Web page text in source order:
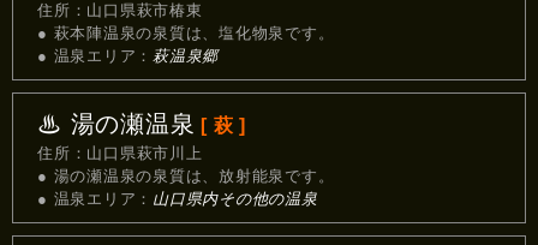
住所：山口県萩市椿東
● 萩本陣温泉の泉質は、塩化物泉です。
● 温泉エリア： 萩温泉郷
♨ 湯の瀬温泉 [ 萩 ]
住所：山口県萩市川上
● 湯の瀬温泉の泉質は、放射能泉です。
● 温泉エリア： 山口県内その他の温泉